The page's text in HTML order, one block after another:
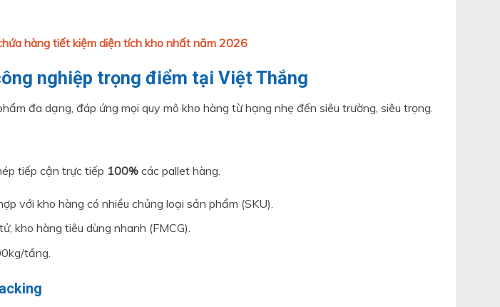
hàng tiết kiệm diện tích kho nhất năm 2026
nghiệp trọng điểm tại Việt Thắng
đa dạng, đáp ứng mọi quy mô kho hàng từ hạng nhẹ đến siêu trường, siêu trọng.
tiếp cận trực tiếp 100% các pallet hàng.
với kho hàng có nhiều chủng loại sản phẩm (SKU).
kho hàng tiêu dùng nhanh (FMCG).
tầng.